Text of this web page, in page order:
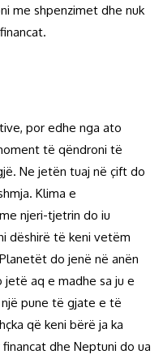
me shpenzimet dhe nuk
por edhe nga ato
të qëndroni të
Ne jetën tuaj në çift do
Klima e
njeri-tjetrin do iu
dëshirë të keni vetëm
do jenë në anën
jetë aq e madhe sa ju e
pune të gjate e të
që keni bërë ja ka
dhe Neptuni do ua